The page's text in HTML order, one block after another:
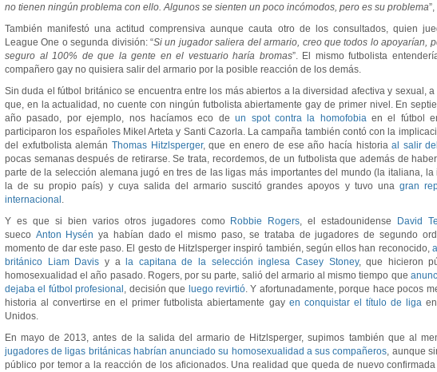
no tienen ningún problema con ello. Algunos se sienten un poco incómodos, pero es su problema
También manifestó una actitud comprensiva aunque cauta otro de los consultados, quien
League One o segunda división: “Si un jugador saliera del armario, creo que todos lo apoyarían,
seguro al 100% de que la gente en el vestuario haría bromas”. El mismo futbolista
compañero gay no quisiera salir del armario por la posible reacción de los demás.
Sin duda el fútbol británico se encuentra entre los más abiertos a la diversidad afectiva y sexual, a
que, en la actualidad, no cuente con ningún futbolista abiertamente gay de primer nivel. En
año pasado, por ejemplo, nos hacíamos eco deun spot contra la homofobiaen el fútbol
participaron los españoles Mikel Arteta y Santi Cazorla. La campaña también contó con la
del exfutbolista alemán Thomas Hitzlsperger, que en enero de ese año hacía historiaal salir
pocas semanas después de retirarse. Se trata, recordemos, de un futbolista que además de
parte de la selección alemana jugó en tres de las ligas más importantes del mundo (la italiana, la
la de su propio país) y cuya salida del armario suscitó grandes apoyos y tuvo unagran
internacional .
Y es que si bien varios otros jugadores como Robbie Rogers, el estadounidense David
sueco Anton Hysén ya habían dado el mismo paso, se trataba de jugadores de segundo
momento de dar este paso. El gesto de Hitzlsperger inspiró también, según ellos han reconocido,
británico Liam Davis y ala capitana de la selección inglesa Casey Stoney, que hicieron
homosexualidad el año pasado. Rogers, por su parte, salió del armario al mismo tiempo que
dejaba el fútbol profesional , decisión que luego revirtió. Y afortunadamente, porque hace pocos
historia al convertirse en el primer futbolista abiertamente gay en conquistar el título de liga
Unidos.
En mayo de 2013, antes de la salida del armario de Hitzlsperger, supimos también que al
jugadores de ligas británicas habrían anunciado su homosexualidad a sus compañeros, aunque
público por temor a la reacción de los aficionados. Una realidad que queda de nuevo